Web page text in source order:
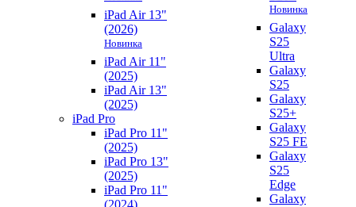
iPad Air 13"
(2026)
Новинка
iPad Air 11"
(2025)
iPad Air 13"
(2025)
iPad Pro
iPad Pro 11"
(2025)
iPad Pro 13"
(2025)
iPad Pro 11"
(2024)
Новинка
Galaxy
S25
Ultra
Galaxy
S25
Galaxy
S25+
Galaxy
S25 FE
Galaxy
S25
Edge
Galaxy